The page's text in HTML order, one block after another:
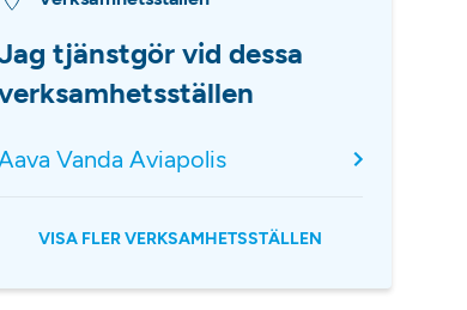
tjänstgör vid dessa
Vanda Aviapolis
VISA FLER VERKSAMHETSSTÄLLEN